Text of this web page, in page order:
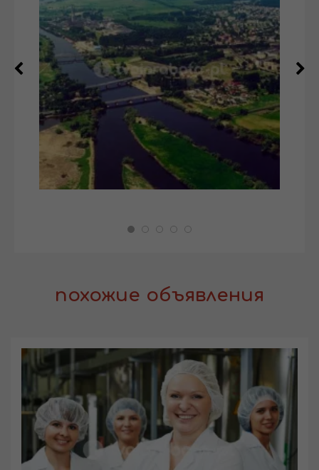
похожие объявления